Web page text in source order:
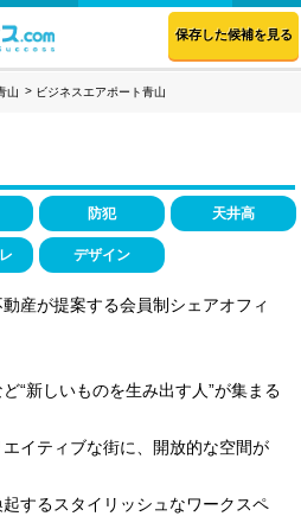
保存した候補を見る
山 ビジネスエアポート青山
防犯 天井高
デザイン
産が提案する会員制シェアオフィ
“新しいものを生み出す人”が集まる
イティブな街に、開放的な空間が
するスタイリッシュなワークスペ